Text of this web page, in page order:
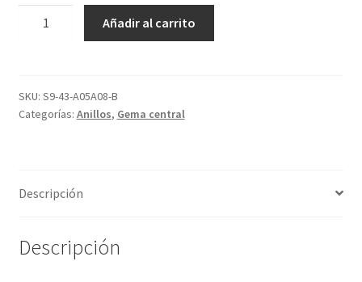
y
con
ref-
25A08
Añadir al carrito
SKU: S9-43-A05A08-B
Categorías: Anillos, Gema central
Descripción
Descripción